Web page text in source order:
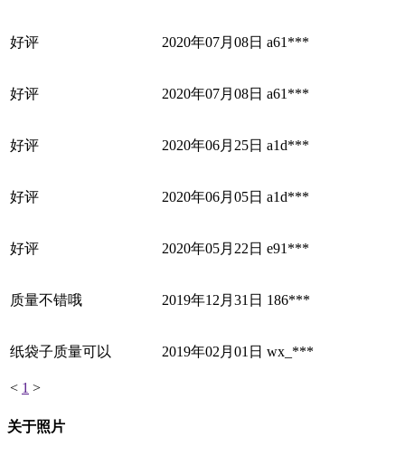
好评 2020年07月08日 a61***
好评 2020年07月08日 a61***
好评 2020年06月25日 a1d***
好评 2020年06月05日 a1d***
好评 2020年05月22日 e91***
质量不错哦 2019年12月31日 186***
纸袋子质量可以 2019年02月01日 wx_***
< 1 >
关于照片